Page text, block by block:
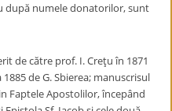
după numele donatorilor, sunt
de către prof. I. Creţu în 1871
de G. Sbierea; manuscrisul
Faptele Apostolilor, începând